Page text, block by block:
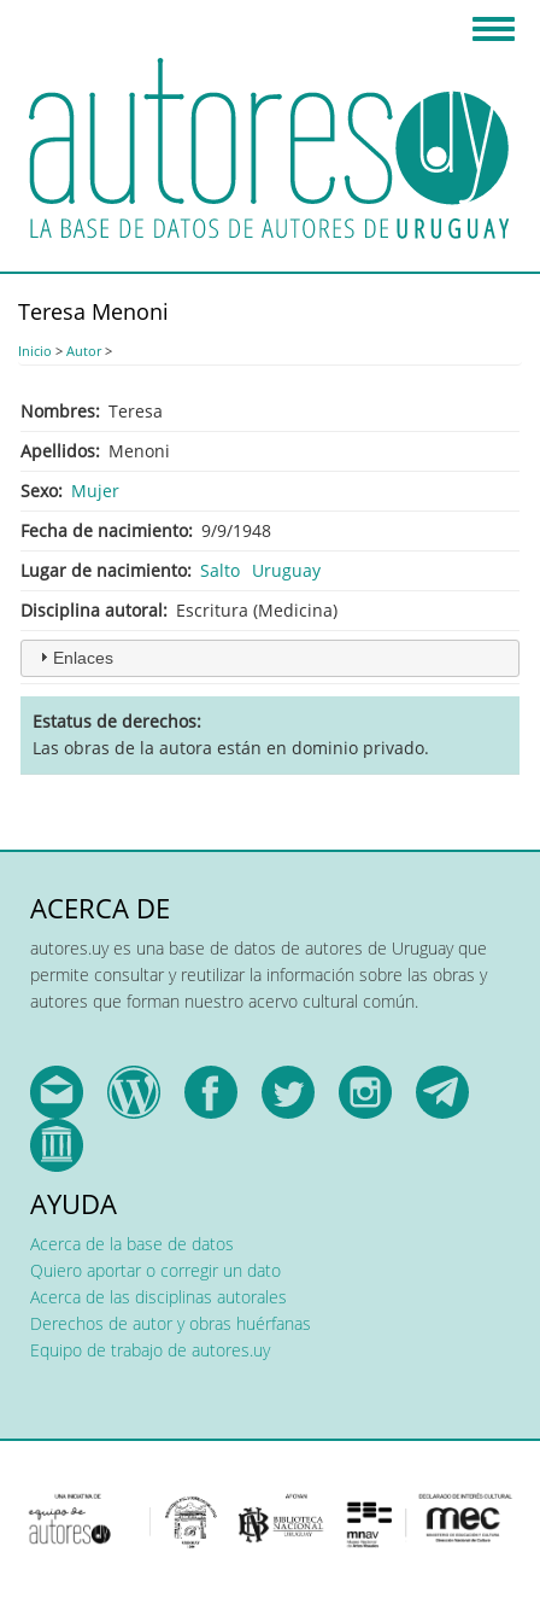
principal
Teresa Menoni
Inicio > Autor>
Nombres Teresa
Apellidos
Menoni
Sexo
Mujer
Fecha de nacimiento 9/9/1948
Lugar de nacimiento Salto Uruguay
Disciplina autoral
Escritura (Medicina)
Enlaces
Estatus de derechos
Las obras de la autora están en dominio privado.
ACERCA DE
autores.uy es una base de datos de autores de Uruguay que
permite consultar y reutilizar la información sobre las obras y
autores que forman nuestro acervo cultural común.
AYUDA
Acerca de la base de datos
Quiero aportar o corregir un dato
Acerca de las disciplinas autorales
Derechos de autor y obras huérfanas
Equipo de trabajo de autores.uy